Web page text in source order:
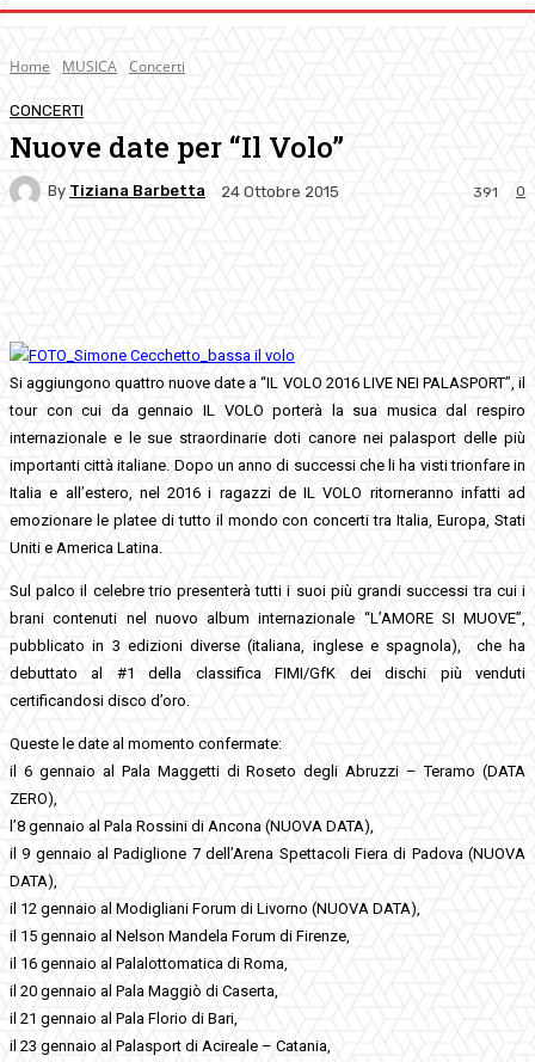
Home MUSICA Concerti
CONCERTI
Nuove date per “Il Volo”
By Tiziana Barbetta 24 Ottobre 2015 0
391
Si aggiungono quattro nuove date a “IL VOLO 2016 LIVE NEI PALASPORT”, il
tour con cui da gennaio IL VOLO porterà la sua musica dal respiro
internazionale e le sue straordinarie doti canore nei palasport delle più
importanti città italiane. Dopo un anno di successi che li ha visti trionfare in
Italia e all’estero, nel 2016 i ragazzi de IL VOLO ritorneranno infatti ad
emozionare le platee di tutto il mondo con concerti tra Italia, Europa, Stati
Uniti e America Latina.
Sul palco il celebre trio presenterà tutti i suoi più grandi successi tra cui i
brani contenuti nel nuovo album internazionale “L’AMORE SI MUOVE”,
pubblicato in 3 edizioni diverse (italiana, inglese e spagnola), che ha
debuttato al #1 della classifica FIMI/GfK dei dischi più venduti
certificandosi disco d’oro.
Queste le date al momento confermate:
il 6 gennaio al Pala Maggetti di Roseto degli Abruzzi – Teramo (DATA
ZERO),
l’8 gennaio al Pala Rossini di Ancona (NUOVA DATA),
il 9 gennaio al Padiglione 7 dell’Arena Spettacoli Fiera di Padova (NUOVA
DATA),
il 12 gennaio al Modigliani Forum di Livorno (NUOVA DATA),
il 15 gennaio al Nelson Mandela Forum di Firenze,
il 16 gennaio al Palalottomatica di Roma,
il 20 gennaio al Pala Maggiò di Caserta,
il 21 gennaio al Pala Florio di Bari,
il 23 gennaio al Palasport di Acireale – Catania,